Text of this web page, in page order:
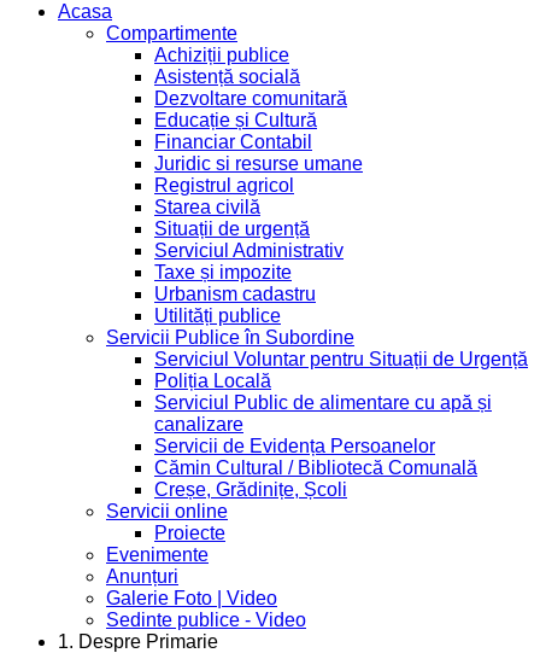
Acasa
Compartimente
Achiziții publice
Asistență socială
Dezvoltare comunitară
Educație și Cultură
Financiar Contabil
Juridic si resurse umane
Registrul agricol
Starea civilă
Situații de urgență
Serviciul Administrativ
Taxe și impozite
Urbanism cadastru
Utilități publice
Servicii Publice în Subordine
Serviciul Voluntar pentru Situații de Urgență
Poliția Locală
Serviciul Public de alimentare cu apă și
canalizare
Servicii de Evidența Persoanelor
Cămin Cultural / Bibliotecă Comunală
Creșe, Grădinițe, Școli
Servicii online
Proiecte
Evenimente
Anunțuri
Galerie Foto | Video
Sedinte publice - Video
1. Despre Primarie